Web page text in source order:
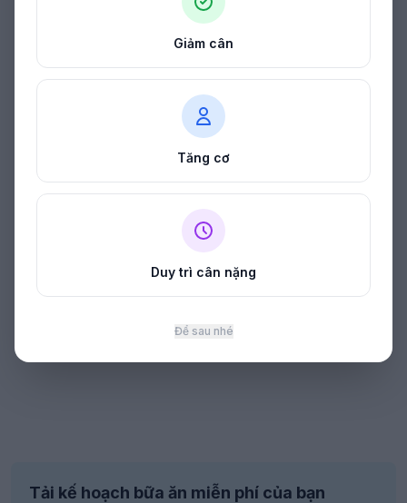
Giảm cân
Tăng cơ
Duy trì cân nặng
Để sau nhé
Tải kế hoạch bữa ăn miễn phí của bạn